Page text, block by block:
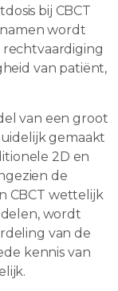
bij CBCT
wordt
van patiënt,
van een groot
gemaakt
2D en
de
CBCT wettelijk
wordt
van de
kennis van